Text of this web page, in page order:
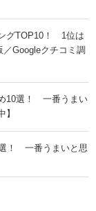
グTOP10！ 1位は
／Googleクチコミ調
10選！ 一番うまい
選！ 一番うまいと思